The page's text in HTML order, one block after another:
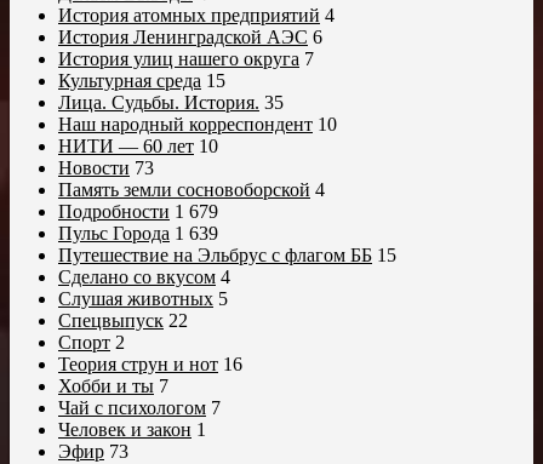
История атомных предприятий 4
История Ленинградской АЭС 6
История улиц нашего округа 7
Культурная среда 15
Лица. Судьбы. История. 35
Наш народный корреспондент 10
НИТИ — 60 лет 10
Новости 73
Память земли сосновоборской 4
Подробности 1 679
Пульс Города 1 639
Путешествие на Эльбрус с флагом ББ 15
Сделано со вкусом 4
Слушая животных 5
Спецвыпуск 22
Спорт 2
Теория струн и нот 16
Хобби и ты 7
Чай с психологом 7
Человек и закон 1
Эфир 73